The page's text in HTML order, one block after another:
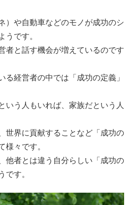
）や自動車などのモノが成功のシ
うです。
者と話す機会が増えているのです
る経営者の中では「成功の定義」
いう人もいれば、家族だという人
世界に貢献することなど「成功の
様々です。
他者とは違う自分らしい「成功の
です。